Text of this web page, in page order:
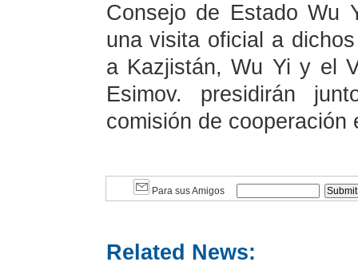
Consejo de Estado Wu
una visita oficial a
a Kazjistán, Wu Yi y el
Esimov. presidirán
comisión de
Para sus Amigos
Related News: